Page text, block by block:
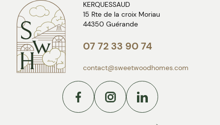
KERQUESSAUD
15 Rte de la croix Moriau
44350 Guérande
07 72 33 90 74
contact@sweetwoodhomes.com
Facebook Instagram